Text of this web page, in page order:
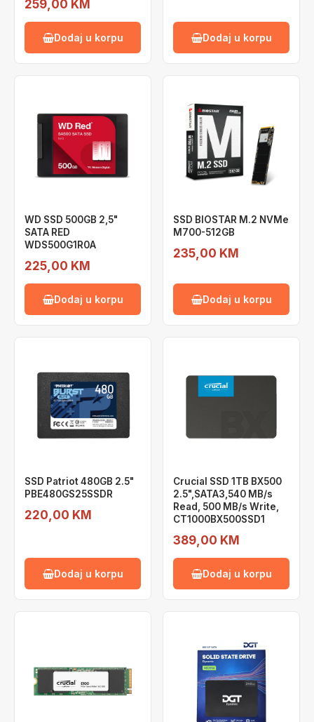
259,00 KM
Dodaj u korpu Dodaj u korpu
WD SSD 500GB 2,5"
SATA RED
WDS500G1R0A
225,00 KM
Dodaj u korpu
SSD BIOSTAR M.2 NVMe
M700-512GB
235,00 KM
Dodaj u korpu
SSD Patriot 480GB 2.5"
PBE480GS25SSDR
220,00 KM
Dodaj u korpu
Crucial SSD 1TB BX500
2.5",SATA3,540 MB/s
Read, 500 MB/s Write,
CT1000BX500SSD1
389,00 KM
Dodaj u korpu